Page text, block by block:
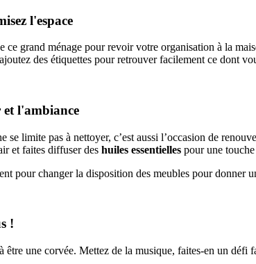
l'espace
ce grand ménage pour revoir votre organisation à la
des étiquettes pour retrouver facilement ce dont
et l'ambiance
se limite pas à nettoyer, c’est aussi l’occasion de
et faites diffuser des huiles essentielles pour une
pour changer la disposition des meubles pour donner
!
être une corvée. Mettez de la musique, faites-en un